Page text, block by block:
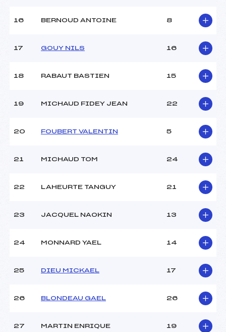
16 BERNOUD ANTOINE 8
17 GOUY NILS 16
18 RABAUT BASTIEN 15
19 MICHAUD FIDEY JEAN 22
20 FOUBERT VALENTIN 5
21 MICHAUD TOM 24
22 LAHEURTE TANGUY 21
23 JACQUEL NAOKIN 13
24 MONNARD YAEL 14
25 DIEU MICKAEL 17
26 BLONDEAU GAEL 26
27 MARTIN ENRIQUE 19